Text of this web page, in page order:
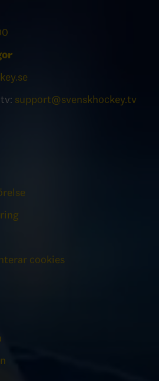
support@svenskhockey.tv
cookies